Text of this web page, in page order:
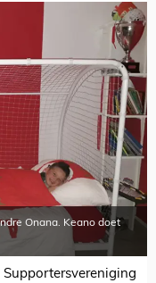
Onana. Keano doet
Supportersvereniging